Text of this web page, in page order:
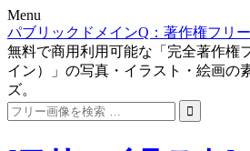
Menu
パブリックドメインQ：著作権フリ
無料で商用利用可能な「完全著作権
イン）」の写真・イラスト・絵画の
ズ。
Search
for: